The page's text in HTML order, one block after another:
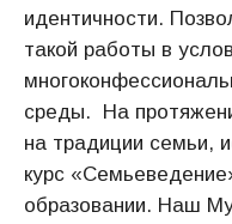
идентичности.
такой работы в
среды. На
на традиции семьи,
курс
образовании. Наш